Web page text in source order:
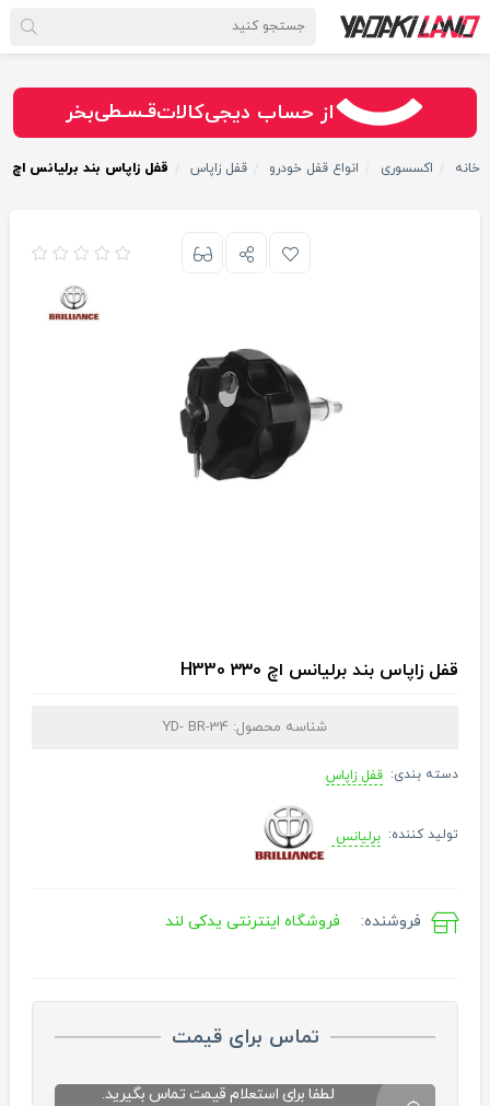
از حساب دیجی‌کالات
سـریــع
امـــــن
قـسـطیبخر
خانه اکسسوری انواع قفل خودرو قفل زاپاس قفل زاپاس بند برلیانس اچ ۳۳۰ H330
قفل زاپاس بند برلیانس اچ ۳۳۰ H330
شناسه محصول: YD- BR-34
دسته بندی: قفل زاپاس
تولید کننده: برلیانس
فروشنده: فروشگاه اینترنتی یدکی لند
تماس برای قیمت
لطفا برای استعلام قیمت تماس بگیرید.